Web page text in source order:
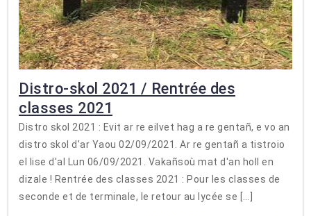
Distro-skol 2021 / Rentrée des
classes 2021
Distro skol 2021 : Evit ar re eilvet hag a re gentañ, e vo an
distro skol d'ar Yaou 02/09/2021. Ar re gentañ a tistroio
el lise d'al Lun 06/09/2021. Vakañsoù mat d'an holl en
dizale ! Rentrée des classes 2021 : Pour les classes de
seconde et de terminale, le retour au lycée se […]